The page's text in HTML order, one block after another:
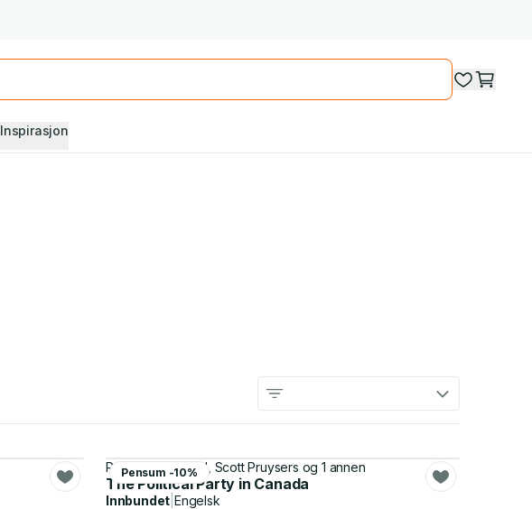
Inspirasjon
Pensum -10%
Rob Currie-Wood, Scott Pruysers og 1 annen
The Political Party in Canada
Innbundet |Engelsk